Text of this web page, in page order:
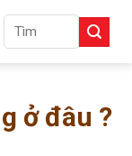
kiếm:
ở đâu ?